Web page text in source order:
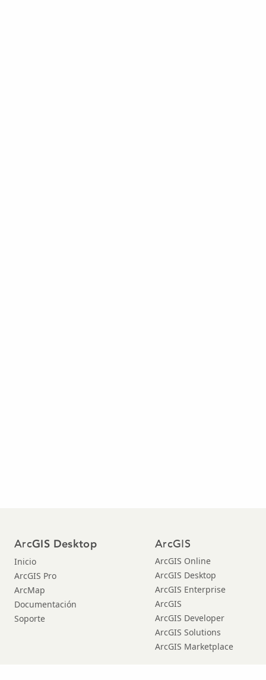
ArcGIS Desktop
Inicio
ArcGIS Pro
ArcMap
Documentación
Soporte
ArcGIS
ArcGIS Online
ArcGIS Desktop
ArcGIS Enterprise
ArcGIS
ArcGIS Developer
ArcGIS Solutions
ArcGIS Marketplace